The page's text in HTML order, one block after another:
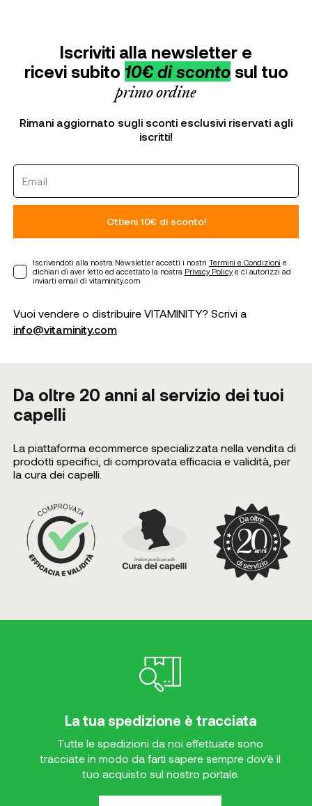
Iscriviti alla newsletter e
ricevi subito 10€ di scontosul tuo
primo ordine
Rimani aggiornato sugli sconti esclusivi riservati agli
iscritti!
Ottieni 10€ di sconto!
Iscrivendoti alla nostra Newsletter accetti i nostri Termini e Condizioni e
dichiari di aver letto ed accettato la nostra Privacy Policye ci autorizzi ad
inviarti email di vitaminity.com
Vuoi vendere o distribuire VITAMINITY? Scrivi a
info@vitaminity.com
Da oltre 20 anni al servizio dei tuoi
capelli
La piattaforma ecommerce specializzata nella vendita di
prodotti specifici, di comprovata efficacia e validità, per
la cura dei capelli.
La tua spedizione è tracciata
Tutte le spedizioni da noi effettuate sono
tracciate in modo da farti sapere sempre dov'è il
tuo acquisto sul nostro portale.